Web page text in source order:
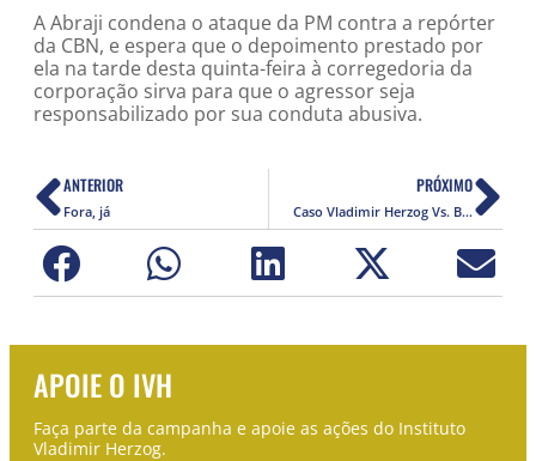
A Abraji condena o ataque da PM contra a repórter
da CBN, e espera que o depoimento prestado por
ela na tarde desta quinta-feira à corregedoria da
corporação sirva para que o agressor seja
responsabilizado por sua conduta abusiva.
ANTERIOR
Fora, já
PRÓXIMO
Caso Vladimir Herzog Vs. Brasil é enviado para a Corte Interamericana de Direitos Humanos.
APOIE O IVH
Faça parte da campanha e apoie as ações do Instituto
Vladimir Herzog.